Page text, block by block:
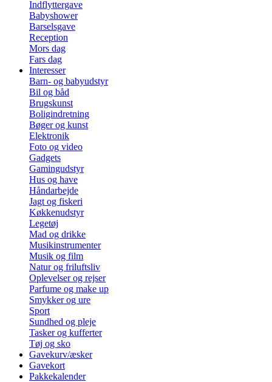
Indflyttergave
Babyshower
Barselsgave
Reception
Mors dag
Fars dag
Interesser
Barn- og babyudstyr
Bil og båd
Brugskunst
Boligindretning
Bøger og kunst
Elektronik
Foto og video
Gadgets
Gamingudstyr
Hus og have
Håndarbejde
Jagt og fiskeri
Køkkenudstyr
Legetøj
Mad og drikke
Musikinstrumenter
Musik og film
Natur og friluftsliv
Oplevelser og rejser
Parfume og make up
Smykker og ure
Sport
Sundhed og pleje
Tasker og kufferter
Tøj og sko
Gavekurv/æsker
Gavekort
Pakkekalender